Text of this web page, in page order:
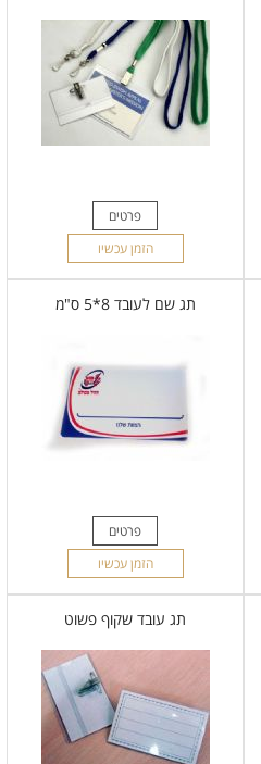
פרטים
הזמן עכשיו
תג שם לעובד 8*5 ס"מ
פרטים
הזמן עכשיו
תג עובד שקוף פשוט